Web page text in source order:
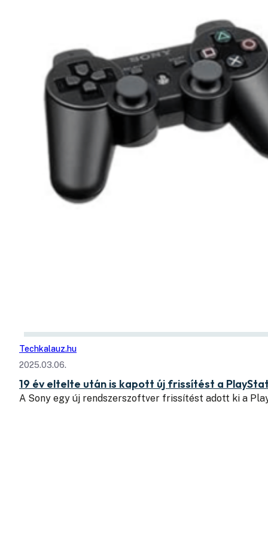
Techkalauz.hu
2025.03.06.
19 év eltelte után is kapott új frissítést a
A Sony egy új rendszerszoftver frissítést adott ki a